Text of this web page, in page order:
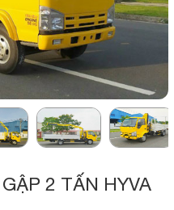
2 TẤN HYVA